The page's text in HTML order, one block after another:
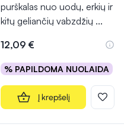
purškalas nuo uodų, erkių ir
kitų geliančių vabzdžių ...
12,09 €
% PAPILDOMA NUOLAIDA
Į krepšelį